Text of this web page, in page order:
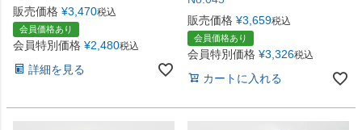
販売価格 ¥3,470税込
会員価格あり
会員特別価格 ¥2,480税込
詳細を見る
販売価格 ¥3,659税込
会員価格あり
会員特別価格 ¥3,326税込
カートに入れる